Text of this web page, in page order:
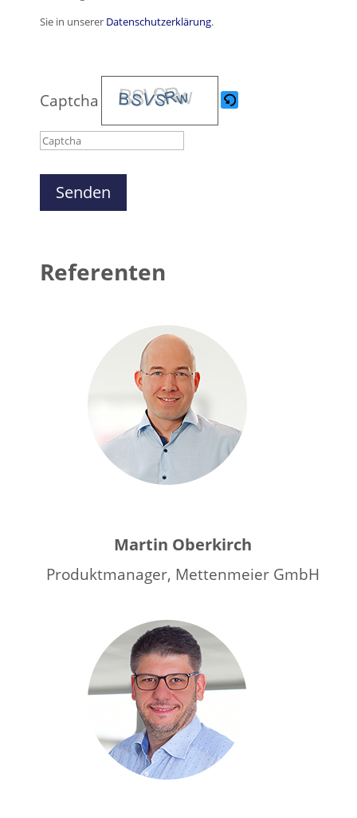
Sie in unserer Datenschutzerklärung.
Captcha
gib
CAPTCHA
bestätigen,
bist.
Referenten
Martin Oberkirch
Produktmanager, Mettenmeier GmbH